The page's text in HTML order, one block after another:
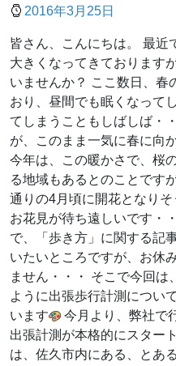
2016年3月25日
皆さん、こんにちは。 最近
大きくなってきております
いませんか？ ここ数日、春
おり、昼間でも眠くなって
てしまうこともしばしば・
が、このまま一気に春に向
今年は、この暖かさで、桜
る地域もあるとのことです
通りの4月頃に開花となりそ
お花見が待ち遠しいです・
で、「歩き方」に関する記
いたいところですが、お休
ません・・・ そこで今回は
ように出張歩行計測につい
います
今月より、弊社で
出張計測が本格的にスター
は、佐久市内にある、とあ